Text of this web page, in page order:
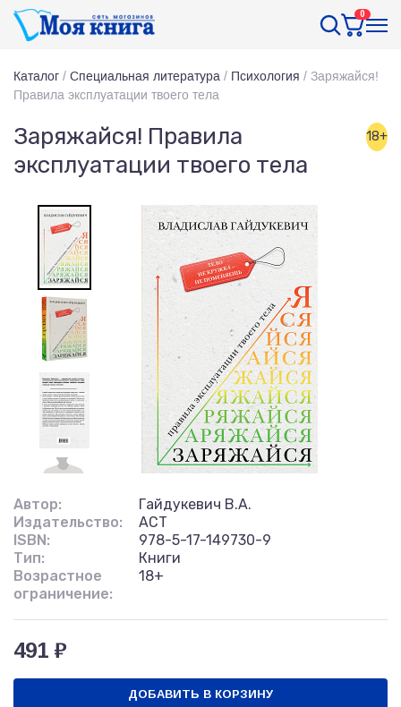
0
Каталог / Специальная литература / Психология / Заряжайся!
Правила эксплуатации твоего тела
Заряжайся! Правила
эксплуатации твоего тела
18+
Автор:
Гайдукевич В.А.
Издательство:
АСТ
ISBN:
978-5-17-149730-9
Тип:
Книги
Возрастное
ограничение:
18+
491 ₽
ДОБАВИТЬ В КОРЗИНУ